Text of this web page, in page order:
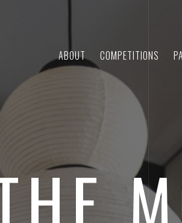
ABOUT COMPETITIONS